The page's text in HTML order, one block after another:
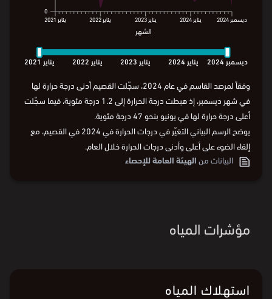
0
يناير2021 يناير2022 يناير2023 يناير2024 ديسمبر2024
الشهر يناير2021 يناير 2022 يناير 2023 يناير 2024 ديسمبر2024
يناير 2021 يناير 2022 يناير2023 يناير2024 ديسمبر2024
الشهر
0
وفقاً لمرصد القاسم في عام 2024، سجّلت القصيم أدنى درجة حرارة لها
في شهر ديسمبر، إذ هبطت درجة الحرارة إلى 1.2 درجة مئوية، فيما سجّلت
أعلى درجة حرارة لها في يونيو بنحو 47 درجة مئوية.
يوضح الرسم البياني التغيّر في درجات الحرارة في 2024 في القصيم، مع
إلقاء الضوء على أعلى وأدنى درجات الحرارة خلال العام.
البيانات منالهيئة العامة للإحصاء
مؤشرات المياه
استهلاك المياه